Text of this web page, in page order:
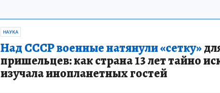
НАУКА
Над СССР военные натянули «сетку»
пришельцев: как страна 13 лет тайно
изучала инопланетных гостей